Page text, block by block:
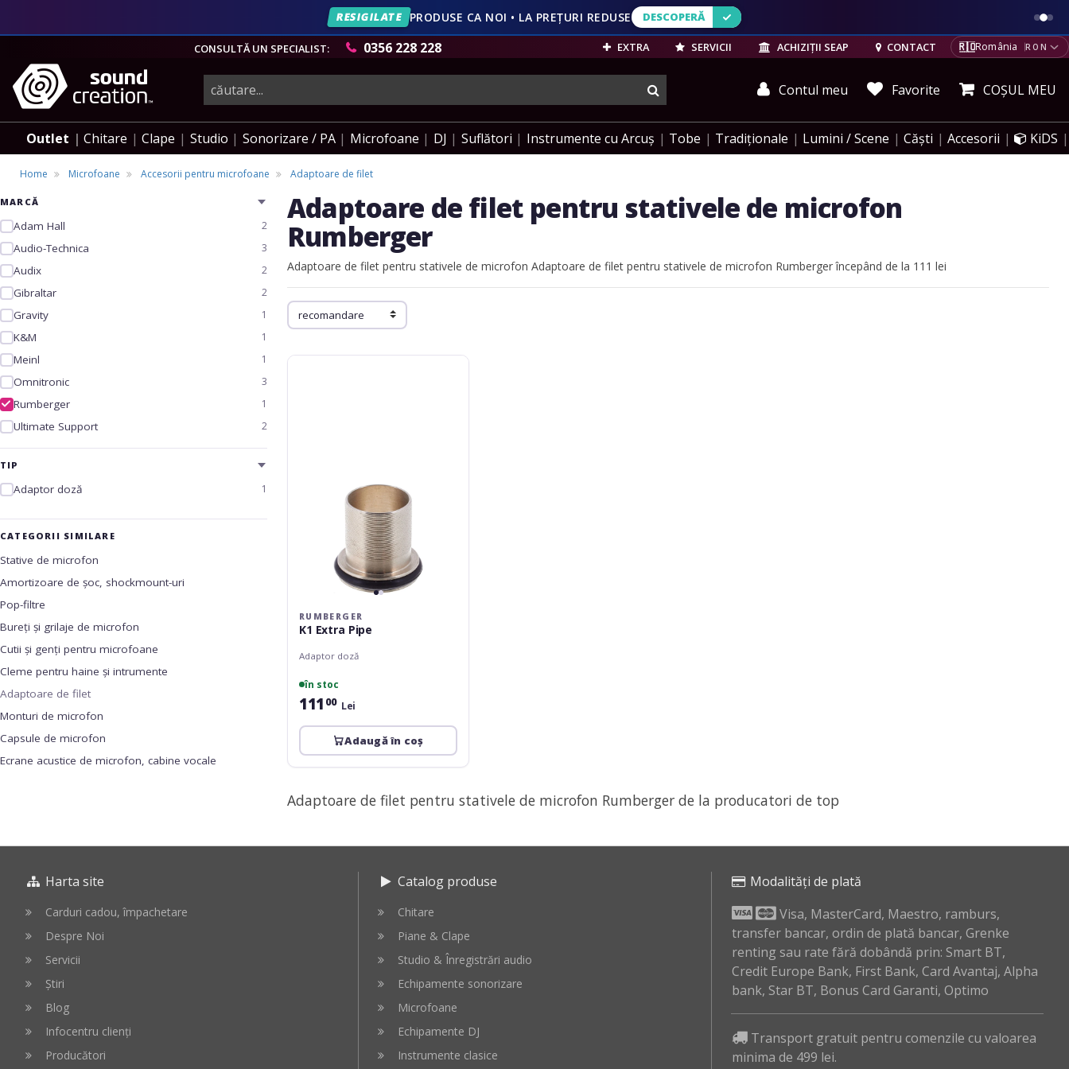
VEZI OFERTELE
RESIGILATE PRODUSE CA NOI • LA PREȚURI REDUSE DESCOPERĂ
DESCOPERĂ
CONSULTĂ UN SPECIALIST:
0356 228 228 EXTRA SERVICII ACHIZIȚII SEAP CONTACT 🇷🇴România RON
instrumente
muzicale,
echipamente
pro-
audio
Contul meu Favorite COȘUL MEU
Outlet Chitare Clape Studio Sonorizare / PA Microfoane DJ Suflători Instrumente cu Arcuș Tobe Tradiționale Lumini / Scene Căști Accesorii KiDS
Home Microfoane Accesorii pentru microfoane Adaptoare de filet
MARCĂ
Adam Hall 2
Audio-Technica 3
Audix 2
Gibraltar 2
Gravity 1
K&M 1
Meinl 1
Omnitronic 3
Rumberger 1
Ultimate Support 2
TIP
Adaptor doză 1
CATEGORII SIMILARE
Stative de microfon
Amortizoare de șoc, shockmount-uri
Pop-filtre
Bureți și grilaje de microfon
Cutii și genți pentru microfoane
Cleme pentru haine și intrumente
Adaptoare de filet
Monturi de microfon
Capsule de microfon
Ecrane acustice de microfon, cabine vocale
Adaptoare de filet pentru stativele de microfon
Rumberger
Adaptoare de filet pentru stativele de microfon Adaptoare de filet pentru stativele de microfon Rumberger începând de la 111 lei
Rumberger
RUMBERGER
K1 Extra Pipe
Adaptor doză
în stoc
111 00 Lei
Adaugă în coș
Adaptoare de filet pentru stativele de microfon Rumberger de la producatori de top
Harta site
Carduri cadou, împachetare
Despre Noi
Servicii
Știri
Blog
Infocentru clienți
Producători
Catalog produse
Chitare
Piane & Clape
Studio & Înregistrări audio
Echipamente sonorizare
Microfoane
Echipamente DJ
Instrumente clasice
Modalități de plată
Visa, MasterCard, Maestro, ramburs,
transfer bancar, ordin de plată bancar, Grenke
renting sau rate fără dobândă prin: Smart BT,
Credit Europe Bank, First Bank, Card Avantaj, Alpha
bank, Star BT, Bonus Card Garanti, Optimo
Transport gratuit pentru comenzile cu valoarea
minima de 499 lei.